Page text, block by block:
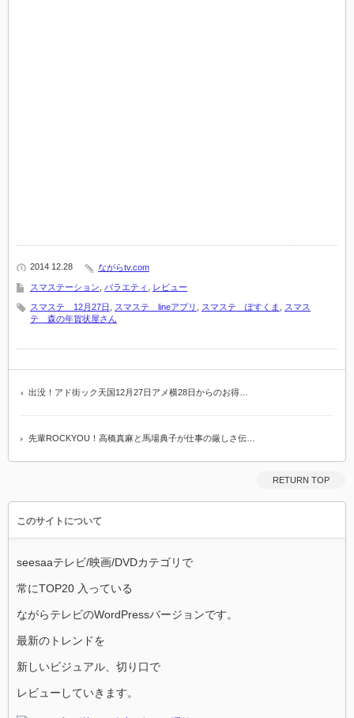
2014 12.28 ながらtv.com
スマステーション バラエティ レビュー
スマステ 12月27日 スマステ lineアプリ スマステ ぽすくま
スマス
テ 森の年賀状屋さん
出没！アド街ック天国12月27日アメ横28日からのお得…
先輩ROCKYOU！高橋真麻と馬場典子が仕事の厳しさ伝…
RETURN TOP
このサイトについて
seesaaテレビ/映画/DVDカテゴリで
常にTOP20 入っている
ながらテレビのWordPressバージョンです。
最新のトレンドを
新しいビジュアル、切り口で
レビューしていきます。